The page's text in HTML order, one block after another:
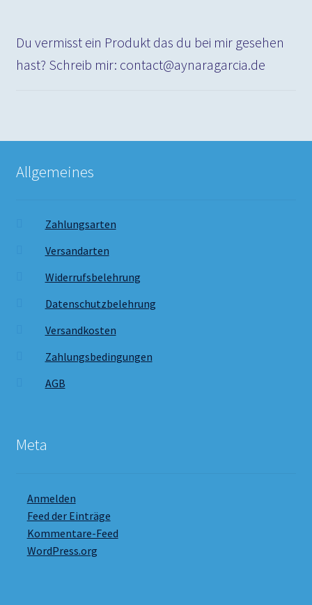
Du vermisst ein Produkt das du bei mir gesehen
hast? Schreib mir: contact@aynaragarcia.de
Allgemeines
Zahlungsarten
Versandarten
Widerrufsbelehrung
Datenschutzbelehrung
Versandkosten
Zahlungsbedingungen
AGB
Meta
Anmelden
Feed der Einträge
Kommentare-Feed
WordPress.org